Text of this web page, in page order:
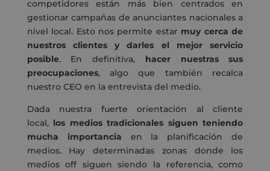
competidores están más bien centrados en
gestionar campañas de anunciantes nacionales a
nivel local. Esto nos permite estar muy cerca de
nuestros clientes y darles el mejor servicio
posible. En definitiva, hacer nuestras sus
preocupaciones, algo que también recalca
nuestro CEO en la entrevista del medio.
Dada nuestra fuerte orientación al cliente
local, los medios tradicionales siguen teniendo
mucha importancia
en la planificación de
medios. Hay determinadas zonas donde los
medios off siguen siendo la referencia, como